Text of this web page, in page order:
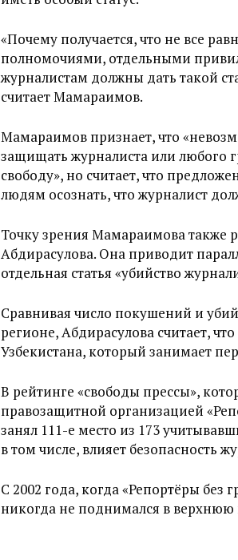
«Почему получается, что не все
полномочиями, отдельными
журналистам должны дать такой
считает Мамараимов.
Мамараимов признает, что
защищать журналиста или любого
свободу», но считает, что
людям осознать, что журналист
Точку зрения Мамараимова также
Абдирасулова. Она приводит
отдельная статья «убийство
Сравнивая число покушений и
регионе, Абдирасулова считает,
Узбекистана, который занимает
В рейтинге «свободы прессы»,
правозащитной организацией
занял 111-е место из 173
в том числе, влияет безопасность
С 2002 года, когда «Репортёры без
никогда не поднимался в верхнюю